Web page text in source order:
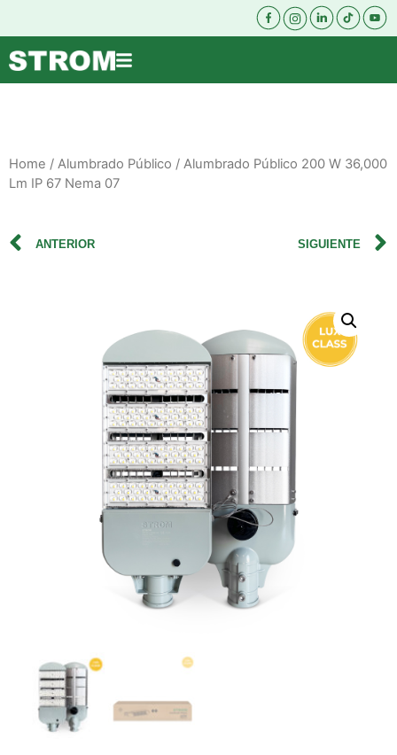
Home / Alumbrado Público / Alumbrado Público 200 W 36,000
Lm IP 67 Nema 07
ANTERIOR SIGUIENTE